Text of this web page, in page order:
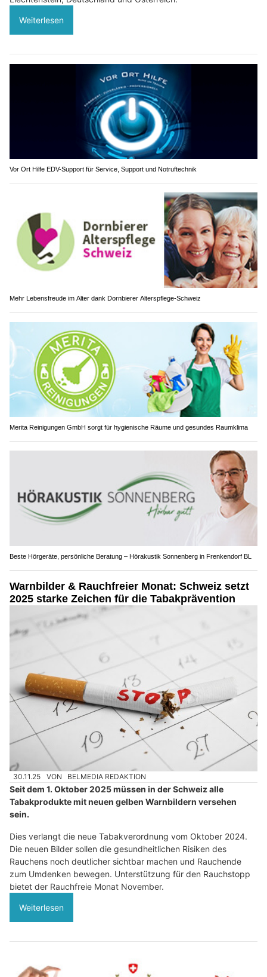
Weiterlesen
Vor Ort Hilfe EDV-Support für Service, Support und Notruftechnik
Mehr Lebensfreude im Alter dank Dornbierer Alterspflege-Schweiz
Merita Reinigungen GmbH sorgt für hygienische Räume und gesundes Raumklima
Beste Hörgeräte, persönliche Beratung – Hörakustik Sonnenberg in Frenkendorf BL
Warnbilder & Rauchfreier Monat: Schweiz setzt
2025 starke Zeichen für die Tabakprävention
30.11.25 VON BELMEDIA REDAKTION
Seit dem 1. Oktober 2025 müssen in der Schweiz alle
Tabakprodukte mit neuen gelben Warnbildern versehen
sein.
Dies verlangt die neue Tabakverordnung vom Oktober 2024.
Die neuen Bilder sollen die gesundheitlichen Risiken des
Rauchens noch deutlicher sichtbar machen und Rauchende
zum Umdenken bewegen. Unterstützung für den Rauchstopp
bietet der Rauchfreie Monat November.
Weiterlesen